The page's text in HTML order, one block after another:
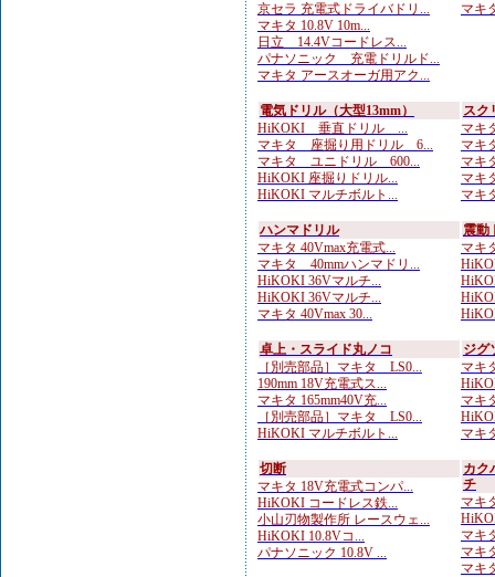
京セラ 充電式ドライバドリ...
マキタ 10.8V 10m...
日立 14.4Vコードレス...
パナソニック 充電ドリルド...
マキタ アースオーガ用アク...
マキ
電気ドリル（大型13mm）
HiKOKI 垂直ドリル ...
マキタ 座掘り用ドリル 6...
マキタ ユニドリル 600...
HiKOKI 座掘りドリル...
HiKOKI マルチボルト...
スク
マキ
マキ
マキ
マキ
マキ
ハンマドリル
マキタ 40Vmax充電式...
マキタ 40mmハンマドリ...
HiKOKI 36Vマルチ...
HiKOKI 36Vマルチ...
マキタ 40Vmax 30...
震動
マキ
卓上・スライド丸ノコ
［別売部品］マキタ LS0...
190mm 18V充電式ス...
マキタ 165mm40V充...
［別売部品］マキタ LS0...
HiKOKI マルチボルト...
ジグ
マキ
マキ
マキ
切断
マキタ 18V充電式コンパ...
HiKOKI コードレス鉄...
小山刃物製作所 レースウェ...
HiKOKI 10.8Vコ...
パナソニック 10.8V ...
カク
チ
マキ
マキ
マキ
マキ